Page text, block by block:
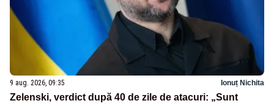
9 aug. 2026, 09:35 Ionuț Nichita
Zelenski, verdict după 40 de zile de atacuri: „Sunt